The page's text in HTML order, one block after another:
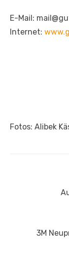
E-Mail:
Internet:
Fotos: Alibek
Nächster3M